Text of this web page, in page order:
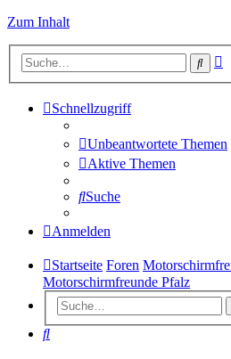
Zum Inhalt
Suche
Schnellzugriff
Unbeantwortete Themen
Aktive Themen
Suche
Anmelden
Startseite Foren
Motorschirmfreunde Pfalz
Suche